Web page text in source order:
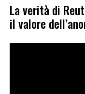
La verità di
il valore